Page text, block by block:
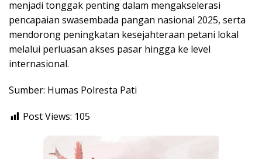
menjadi tonggak penting dalam mengakselerasi
pencapaian swasembada pangan nasional 2025, serta
mendorong peningkatan kesejahteraan petani lokal
melalui perluasan akses pasar hingga ke level
internasional.
Sumber: Humas Polresta Pati
Post Views: 105